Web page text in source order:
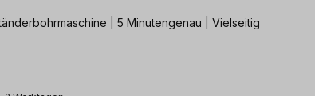
| 5 Minutengenau | Vielseitig